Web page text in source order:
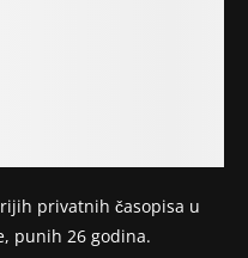
privatnih časopisa u
punih 26 godina.